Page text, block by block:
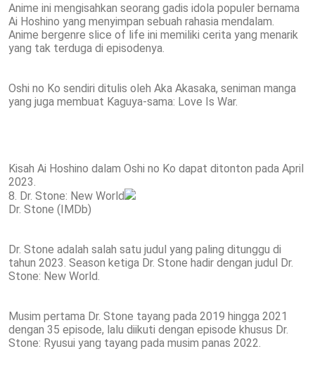
Anime ini mengisahkan seorang gadis idola populer bernama
Ai Hoshino yang menyimpan sebuah rahasia mendalam.
Anime bergenre slice of life ini memiliki cerita yang menarik
yang tak terduga di episodenya.
Oshi no Ko sendiri ditulis oleh Aka Akasaka, seniman manga
yang juga membuat Kaguya-sama: Love Is War.
Kisah Ai Hoshino dalam Oshi no Ko dapat ditonton pada April
2023.
8. Dr. Stone: New World
Dr. Stone (IMDb)
Dr. Stone adalah salah satu judul yang paling ditunggu di
tahun 2023. Season ketiga Dr. Stone hadir dengan judul Dr.
Stone: New World.
Musim pertama Dr. Stone tayang pada 2019 hingga 2021
dengan 35 episode, lalu diikuti dengan episode khusus Dr.
Stone: Ryusui yang tayang pada musim panas 2022.